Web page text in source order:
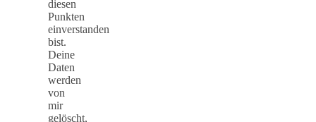
diesen
Punkten
einverstanden
bist.
Deine
Daten
werden
von
mir
gelöscht,